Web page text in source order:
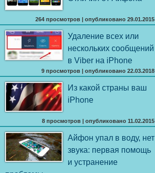
264 просмотров |опубликовано 29.01.2015
Удаление всех или
нескольких сообщений
в Viber на iPhone
9 просмотров |опубликовано 22.03.2018
Из какой страны ваш
iPhone
8 просмотров |опубликовано 11.02.2015
Айфон упал в воду, нет
звука: первая помощь
и устранение